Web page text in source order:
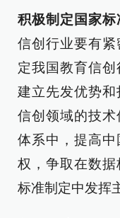
积极制定国家
信创行业要有紧
定我国教育信
建立先发优势
信创领域的技
体系中，提高
权，争取在数
标准制定中发挥